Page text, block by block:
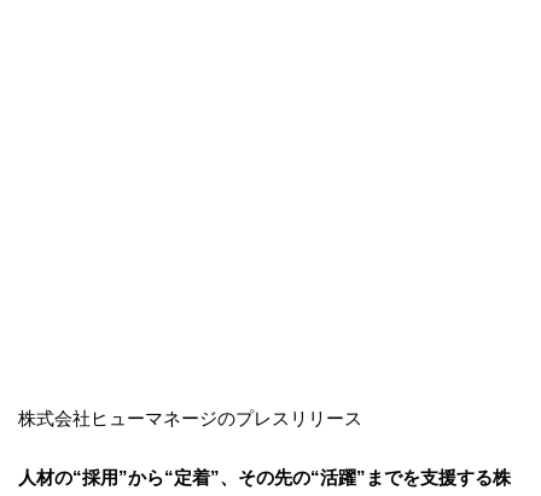
株式会社ヒューマネージのプレスリリース
人材の“採用”から“定着”、その先の“活躍”までを支援する株